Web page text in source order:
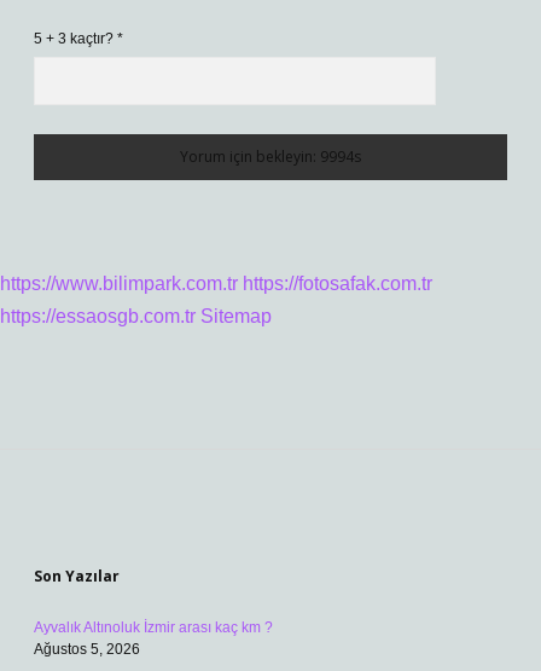
5 + 3 kaçtır? *
https://www.bilimpark.com.tr https://fotosafak.com.tr
https://essaosgb.com.tr Sitemap
Son Yazılar
Ayvalık Altınoluk İzmir arası kaç km ?
Ağustos 5, 2026